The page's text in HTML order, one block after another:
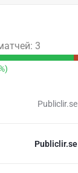
3
Publiclir.se
Publiclir.se